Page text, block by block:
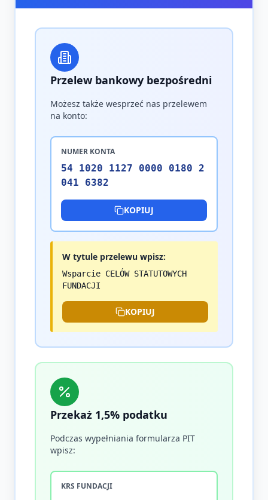
Przelew bankowy bezpośredni
Możesz także wesprzeć nas przelewem
na konto:
NUMER KONTA
54 1020 1127 0000 0180 2
041 6382
KOPIUJ
W tytule przelewu wpisz:
Wsparcie CELÓW STATUTOWYCH
FUNDACJI
KOPIUJ
Przekaż 1,5% podatku
Podczas wypełniania formularza PIT
wpisz:
KRS FUNDACJI